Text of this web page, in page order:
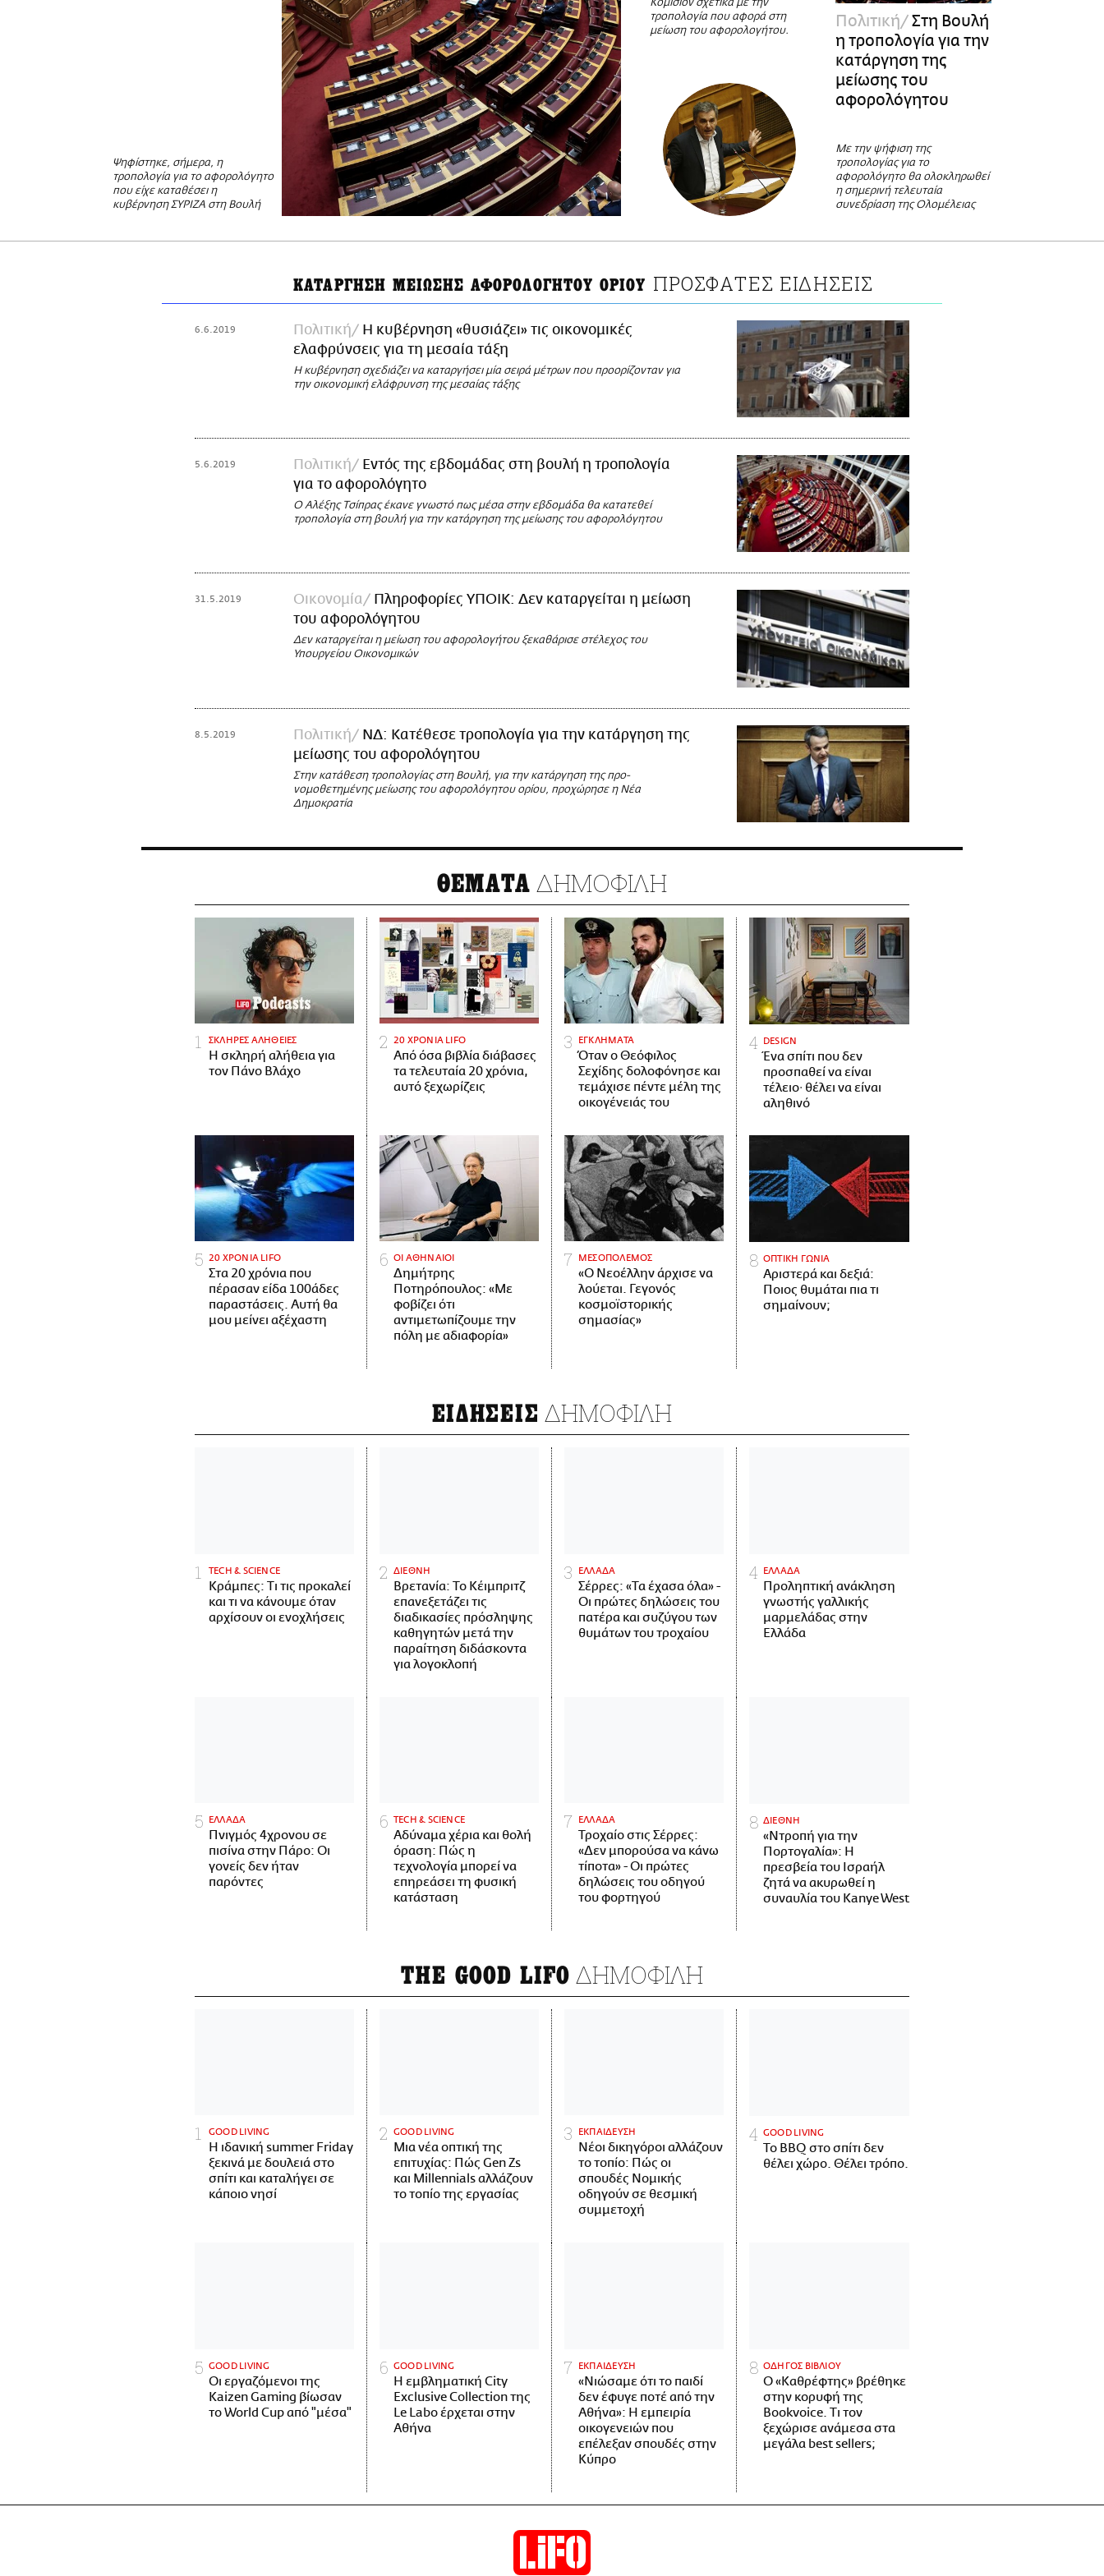
Ψηφίστηκε, σήμερα, η
τροπολογία για το αφορολόγητο
που είχε καταθέσει η
κυβέρνηση ΣΥΡΙΖΑ στη Βουλή
Κομισιόν σχετικά με την
τροπολογία που αφορά στη
μείωση του αφορολογήτου.
Πολιτική Στη Βουλή
η τροπολογία για την
κατάργηση της
μείωσης του
αφορολόγητου
Με την ψήφιση της
τροπολογίας για το
αφορολόγητο θα ολοκληρωθεί
η σημερινή τελευταία
συνεδρίαση της Ολομέλειας
ΚΑΤΑΡΓΗΣΗ ΜΕΙΩΣΗΣ ΑΦΟΡΟΛΟΓΗΤΟΥ ΟΡΙΟΥ ΠΡΟΣΦΑΤΕΣ ΕΙΔΗΣΕΙΣ
6.6.2019 Πολιτική
Η κυβέρνηση «θυσιάζει» τις οικονομικές
ελαφρύνσεις για τη μεσαία τάξη
Η κυβέρνηση σχεδιάζει να καταργήσει μία σειρά μέτρων που προορίζονταν για
την οικονομική ελάφρυνση της μεσαίας τάξης
5.6.2019 Πολιτική
Εντός της εβδομάδας στη βουλή η τροπολογία
για το αφορολόγητο
Ο Αλέξης Τσίπρας έκανε γνωστό πως μέσα στην εβδομάδα θα κατατεθεί
τροπολογία στη βουλή για την κατάργηση της μείωσης του αφορολόγητου
31.5.2019 Οικονομία
Πληροφορίες ΥΠΟΙΚ: Δεν καταργείται η μείωση
του αφορολόγητου
Δεν καταργείται η μείωση του αφορολογήτου ξεκαθάρισε στέλεχος του
Υπουργείου Οικονομικών
8.5.2019 Πολιτική
ΝΔ: Κατέθεσε τροπολογία για την κατάργηση της
μείωσης του αφορολόγητου
Στην κατάθεση τροπολογίας στη Βουλή, για την κατάργηση της προ-
νομοθετημένης μείωσης του αφορολόγητου ορίου, προχώρησε η Νέα
Δημοκρατία
ΘΕΜΑΤΑ ΔΗΜΟΦΙΛΗ
ΣΚΛΗΡΕΣ ΑΛΗΘΕΙΕΣ
H σκληρή αλήθεια για
τον Πάνο Βλάχο
20 ΧΡΟΝΙΑ LIFO
Από όσα βιβλία διάβασες
τα τελευταία 20 χρόνια,
αυτό ξεχωρίζεις
ΕΓΚΛΗΜΑΤΑ
Όταν ο Θεόφιλος
Σεχίδης δολοφόνησε και
τεμάχισε πέντε μέλη της
οικογένειάς του
DESIGN
Ένα σπίτι που δεν
προσπαθεί να είναι
τέλειο· θέλει να είναι
αληθινό
20 ΧΡΟΝΙΑ LIFO
Στα 20 χρόνια που
πέρασαν είδα 100άδες
παραστάσεις. Αυτή θα
μου μείνει αξέχαστη
ΟΙ ΑΘΗΝΑΙΟΙ
Δημήτρης
Ποτηρόπουλος: «Με
φοβίζει ότι
αντιμετωπίζουμε την
πόλη με αδιαφορία»
ΜΕΣΟΠΟΛΕΜΟΣ
«Ο Νεοέλλην άρχισε να
λούεται. Γεγονός
κοσμοϊστορικής
σημασίας»
ΟΠΤΙΚΗ ΓΩΝΙΑ
Αριστερά και δεξιά:
Ποιος θυμάται πια τι
σημαίνουν;
ΕΙΔΗΣΕΙΣ ΔΗΜΟΦΙΛΗ
ΤECH & SCIENCE
Κράμπες: Τι τις προκαλεί
και τι να κάνουμε όταν
αρχίσουν οι ενοχλήσεις
ΔΙΕΘΝΗ
Βρετανία: Το Κέιμπριτζ
επανεξετάζει τις
διαδικασίες πρόσληψης
καθηγητών μετά την
παραίτηση διδάσκοντα
για λογοκλοπή
ΕΛΛΑΔΑ
Σέρρες: «Τα έχασα όλα» -
Οι πρώτες δηλώσεις του
πατέρα και συζύγου των
θυμάτων του τροχαίου
ΕΛΛΑΔΑ
Προληπτική ανάκληση
γνωστής γαλλικής
μαρμελάδας στην
Ελλάδα
ΕΛΛΑΔΑ
Πνιγμός 4χρονου σε
πισίνα στην Πάρο: Οι
γονείς δεν ήταν
παρόντες
ΤECH & SCIENCE
Αδύναμα χέρια και θολή
όραση: Πώς η
τεχνολογία μπορεί να
επηρεάσει τη φυσική
κατάσταση
ΕΛΛΑΔΑ
Τροχαίο στις Σέρρες:
«Δεν μπορούσα να κάνω
τίποτα» - Οι πρώτες
δηλώσεις του οδηγού
του φορτηγού
ΔΙΕΘΝΗ
«Ντροπή για την
Πορτογαλία»: Η
πρεσβεία του Ισραήλ
ζητά να ακυρωθεί η
συναυλία του Kanye West
THE GOOD LIFO ΔΗΜΟΦΙΛΗ
GOOD LIVING
Η ιδανική summer Friday
ξεκινά με δουλειά στο
σπίτι και καταλήγει σε
κάποιο νησί
GOOD LIVING
Μια νέα οπτική της
επιτυχίας: Πώς Gen Zs
και Millennials αλλάζουν
το τοπίο της εργασίας
ΕΚΠΑΙΔΕΥΣΗ
Νέοι δικηγόροι αλλάζουν
το τοπίο: Πώς οι
σπουδές Νομικής
οδηγούν σε θεσμική
συμμετοχή
GOOD LIVING
Το BBQ στο σπίτι δεν
θέλει χώρο. Θέλει τρόπο.
GOOD LIVING
Οι εργαζόμενοι της
Kaizen Gaming βίωσαν
το World Cup από "μέσα"
GOOD LIVING
Η εμβληματική City
Exclusive Collection της
Le Labo έρχεται στην
Αθήνα
ΕΚΠΑΙΔΕΥΣΗ
«Νιώσαμε ότι το παιδί
δεν έφυγε ποτέ από την
Αθήνα»: Η εμπειρία
οικογενειών που
επέλεξαν σπουδές στην
Κύπρο
ΟΔΗΓΟΣ ΒΙΒΛΙΟΥ
Ο «Καθρέφτης» βρέθηκε
στην κορυφή της
Bookvoice. Τι τον
ξεχώρισε ανάμεσα στα
μεγάλα best sellers;